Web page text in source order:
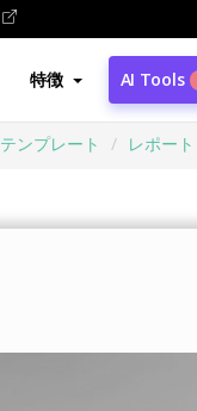
特徴 AI Tools
テンプレート レポート